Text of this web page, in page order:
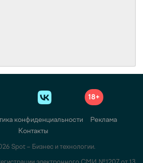
18+
конфиденциальности
Реклама
Контакты
Spot – Бизнес и технологии.